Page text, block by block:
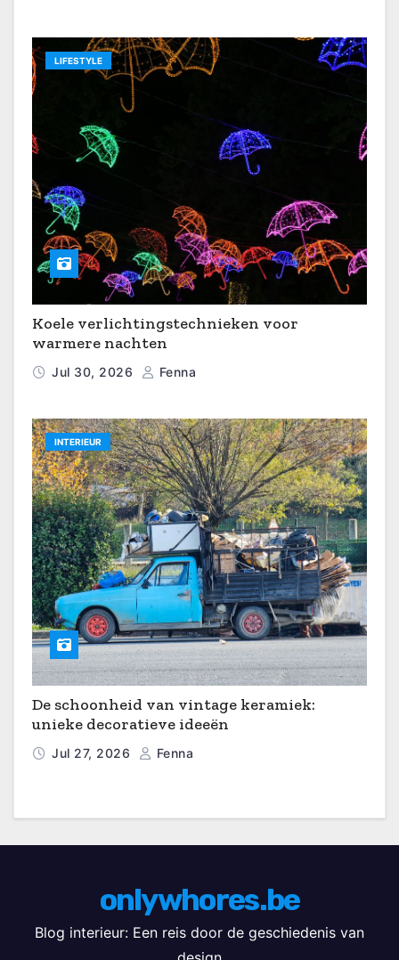
LIFESTYLE
Koele verlichtingstechnieken voor
warmere nachten
Jul 30, 2026 Fenna
INTERIEUR
De schoonheid van vintage keramiek:
unieke decoratieve ideeën
Jul 27, 2026 Fenna
onlywhores.be
Blog interieur: Een reis door de geschiedenis van